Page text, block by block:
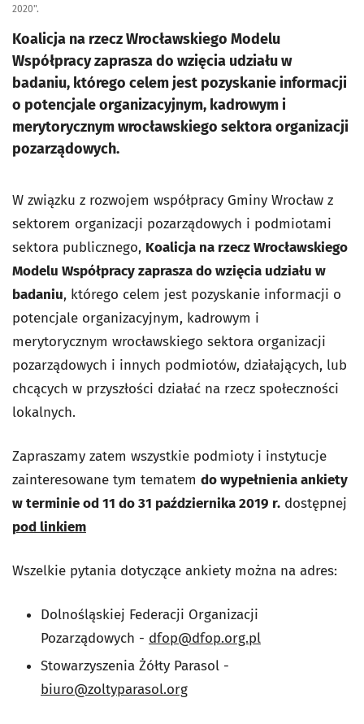
2020".
Koalicja na rzecz Wrocławskiego Modelu
Współpracy zaprasza do wzięcia udziału w
badaniu, którego celem jest pozyskanie informacji
o potencjale organizacyjnym, kadrowym i
merytorycznym wrocławskiego sektora organizacji
pozarządowych.
W związku z rozwojem współpracy Gminy Wrocław z
sektorem organizacji pozarządowych i podmiotami
sektora publicznego, Koalicja na rzecz Wrocławskiego
Modelu Współpracy zaprasza do wzięcia udziału w
badaniu, którego celem jest pozyskanie informacji o
potencjale organizacyjnym, kadrowym i
merytorycznym wrocławskiego sektora organizacji
pozarządowych i innych podmiotów, działających, lub
chcących w przyszłości działać na rzecz społeczności
lokalnych.
Zapraszamy zatem wszystkie podmioty i instytucje
zainteresowane tym tematem do wypełnienia ankiety
w terminie od 11 do 31 października 2019 r. dostępnej
pod linkiem
Wszelkie pytania dotyczące ankiety można na adres:
Dolnośląskiej Federacji Organizacji
Pozarządowych - dfop@dfop.org.pl
Stowarzyszenia Żółty Parasol -
biuro@zoltyparasol.org